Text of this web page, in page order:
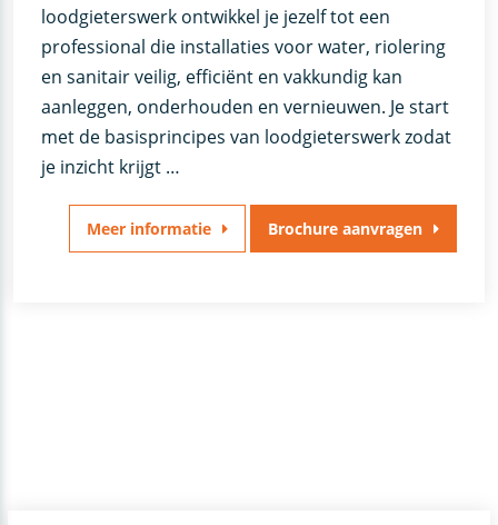
loodgieterswerk ontwikkel je jezelf tot een
professional die installaties voor water, riolering
en sanitair veilig, efficiënt en vakkundig kan
aanleggen, onderhouden en vernieuwen. Je start
met de basisprincipes van loodgieterswerk zodat
je inzicht krijgt …
Meer informatie Brochure aanvragen